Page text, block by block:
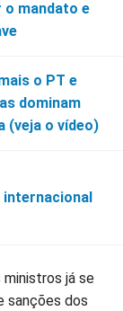
mandato e
o PT e
dominam
(veja o vídeo)
já se
sanções dos